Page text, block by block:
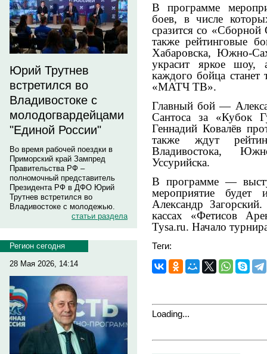
Юрий Трутнев
встретился во
Владивостоке с
молодогвардейцами
"Единой России"
Во время рабочей поездки в
Приморский край Зампред
Правительства РФ –
полномочный представитель
Президента РФ в ДФО Юрий
Трутнев встретился во
Владивостоке с молодежью.
статьи раздела
Регион сегодня
28 Мая 2026, 14:14
В программе
боев, в числе
сразится со
также рейтинговые
Хабаровска, Южно-
украсит яркое шоу,
каждого бойца станет
«МАТЧ ТВ».
Главный бой —
Сантоса за «Кубок
Геннадий Ковалёв
также ждут
Владивостока,
Уссурийска.
В программе —
мероприятие будет
Александр
кассах «Фетисов
Tysa.ru. Начало
Теги:
Loading...